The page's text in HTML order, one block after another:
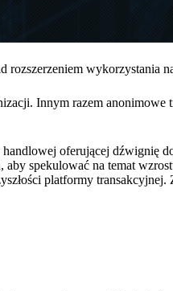
rozszerzeniem wykorzystania
Innym razem
oferującej dźwignię
spekulować na temat
platformy